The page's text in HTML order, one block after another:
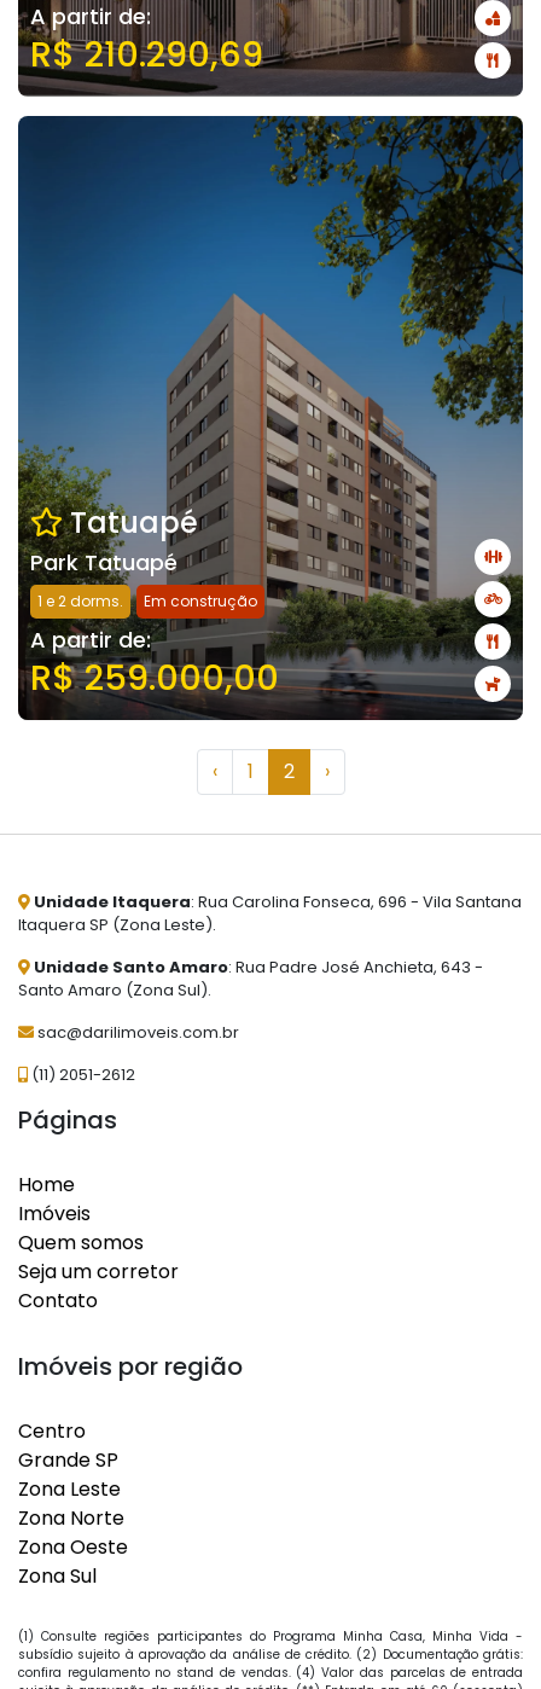
A partir de:
R$ 210.290,69
Tatuapé
Park Tatuapé
1 e 2 dorms. Em construção
A partir de:
R$ 259.000,00
‹ 1 2 ›
Unidade Itaquera: Rua Carolina Fonseca, 696 - Vila Santana
Itaquera SP (Zona Leste).
Unidade Santo Amaro: Rua Padre José Anchieta, 643 -
Santo Amaro (Zona Sul).
sac@darilimoveis.com.br
(11) 2051-2612
Páginas
Home
Imóveis
Quem somos
Seja um corretor
Contato
Imóveis por região
Centro
Grande SP
Zona Leste
Zona Norte
Zona Oeste
Zona Sul
(1) Consulte regiões participantes do Programa Minha Casa, Minha Vida -
subsídio sujeito à aprovação da análise de crédito. (2) Documentação grátis:
confira regulamento no stand de vendas. (4) Valor das parcelas de entrada